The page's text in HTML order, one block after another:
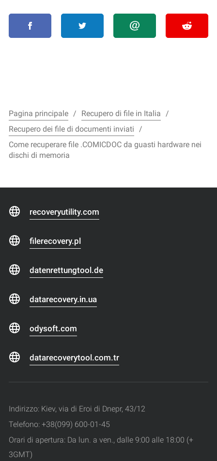
Pagina principale
Recupero di file in Italia
Recupero dei file di documenti inviati
Come recuperare file .COMICDOC da guasti hardware nei
dischi di memoria
recoveryutility.com
filerecovery.pl
datenrettungtool.de
datarecovery.in.ua
odysoft.com
datarecoverytool.com.tr
Indirizzo: Kiev, via di Eroi di Dnepr, 43/12
Telefono: +38(099) 600-01-45
Orari di apertura: Da lun. a ven., dalle 9:00 alle 18:00 (+
3GMT)